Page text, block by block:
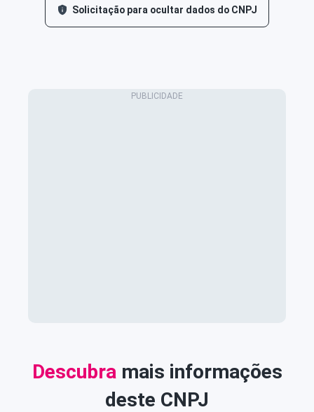
Solicitação para ocultar dados do CNPJ
Descubra mais informações
deste CNPJ